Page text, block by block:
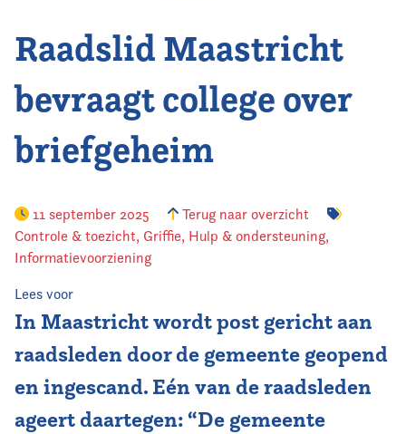
Vereniging
Raadslid Maastricht
bevraagt college over
briefgeheim
11 september 2025
Terug naar overzicht
Controle & toezicht, Griffie, Hulp & ondersteuning,
Informatievoorziening
Lees voor
In Maastricht wordt post gericht aan
raadsleden door de gemeente geopend
en ingescand. Eén van de raadsleden
ageert daartegen: “De gemeente